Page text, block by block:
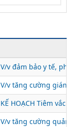
V/v đảm bảo y tế,
V/v tăng cường giám
KẾ HOẠCH Tiêm vắc
V/v tăng cường quản